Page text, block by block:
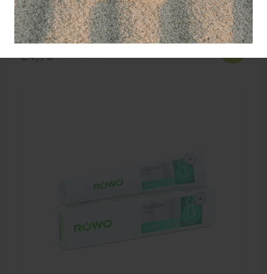
pomp
Rowo PediSens creme is een verzorgende
voetcreme met kamille, Kamfer en muntolie voor de
dagelijkse verzorging van de voeten.
24,76